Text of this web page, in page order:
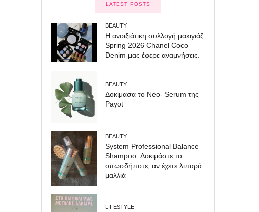
LATEST POSTS
BEAUTY
Η ανοιξιάτικη συλλογή μακιγιάζ
Spring 2026 Chanel Coco
Denim μας έφερε αναμνήσεις.
BEAUTY
Δοκίμασα το Neo- Serum της
Payot
BEAUTY
System Professional Balance
Shampoo. Δοκιμάστε το
οπωσδήποτε, αν έχετε λιπαρά
μαλλιά
LIFESTYLE